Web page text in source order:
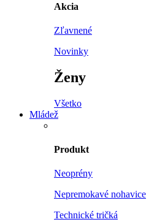
Akcia
Zľavnené
Novinky
Ženy
Všetko
Mládež
Produkt
Neoprény
Nepremokavé nohavice
Technické tričká